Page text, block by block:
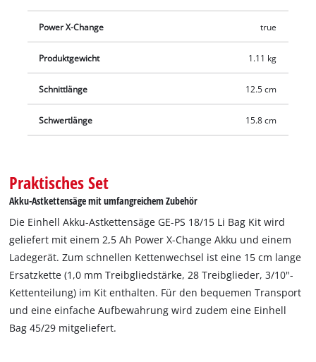
Power X-Change true
Produktgewicht 1.11 kg
Schnittlänge 12.5 cm
Schwertlänge 15.8 cm
Praktisches Set
Akku-Astkettensäge mit umfangreichem Zubehör
Die Einhell Akku-Astkettensäge GE-PS 18/15 Li Bag Kit wird
geliefert mit einem 2,5 Ah Power X-Change Akku und einem
Ladegerät. Zum schnellen Kettenwechsel ist eine 15 cm lange
Ersatzkette (1,0 mm Treibgliedstärke, 28 Treibglieder, 3/10"-
Kettenteilung) im Kit enthalten. Für den bequemen Transport
und eine einfache Aufbewahrung wird zudem eine Einhell
Bag 45/29 mitgeliefert.